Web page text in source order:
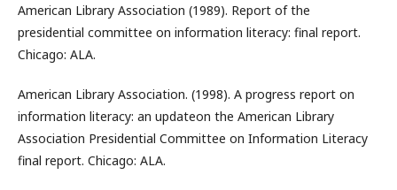
American Library Association (1989). Report of the
presidential committee on information literacy: final report.
Chicago: ALA.
American Library Association. (1998). A progress report on
information literacy: an updateon the American Library
Association Presidential Committee on Information Literacy
final report. Chicago: ALA.